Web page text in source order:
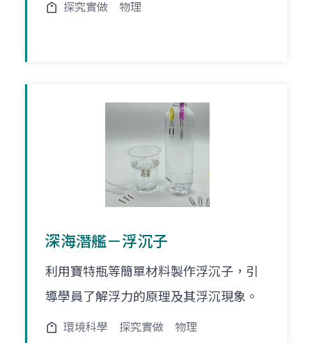
探究實做 物理
深海潛艦－浮沉子
利用寶特瓶等簡單材料製作浮沉子，引
導學員了解浮力的原理及其浮沉現象。
環境科學 探究實做 物理